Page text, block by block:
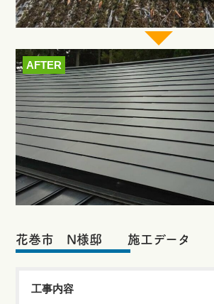
AFTER
花巻市 N様邸 施工データ
工事内容